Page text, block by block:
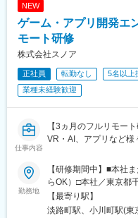
NEW
ゲーム・アプリ開発エ
モート研修
株式会社スノア
正社員 転勤なし 5名以上
業種未経験歓迎
仕事内容
【3ヵ月のフルリモー
VR・AI、アプリなど様
勤務地
【研修期間中】■本社
らOK）□本社／東京都
「小川町駅」より徒歩
徒歩2分└東京メトロ千
【最寄り駅】
淡路町駅、小川町駅(東